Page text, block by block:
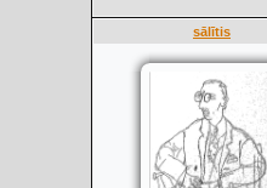
sālītis